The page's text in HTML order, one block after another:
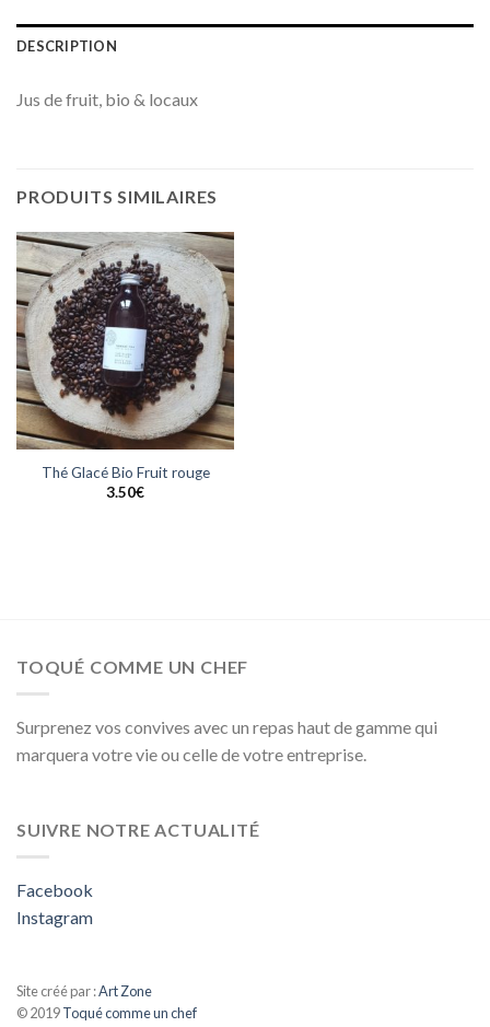
DESCRIPTION
Jus de fruit, bio & locaux
PRODUITS SIMILAIRES
Thé Glacé Bio Fruit rouge
3.50€
TOQUÉ COMME UN CHEF
Surprenez vos convives avec un repas haut de gamme qui
marquera votre vie ou celle de votre entreprise.
SUIVRE NOTRE ACTUALITÉ
Facebook
Instagram
Site créé par :Art Zone
© 2019Toqué comme un chef